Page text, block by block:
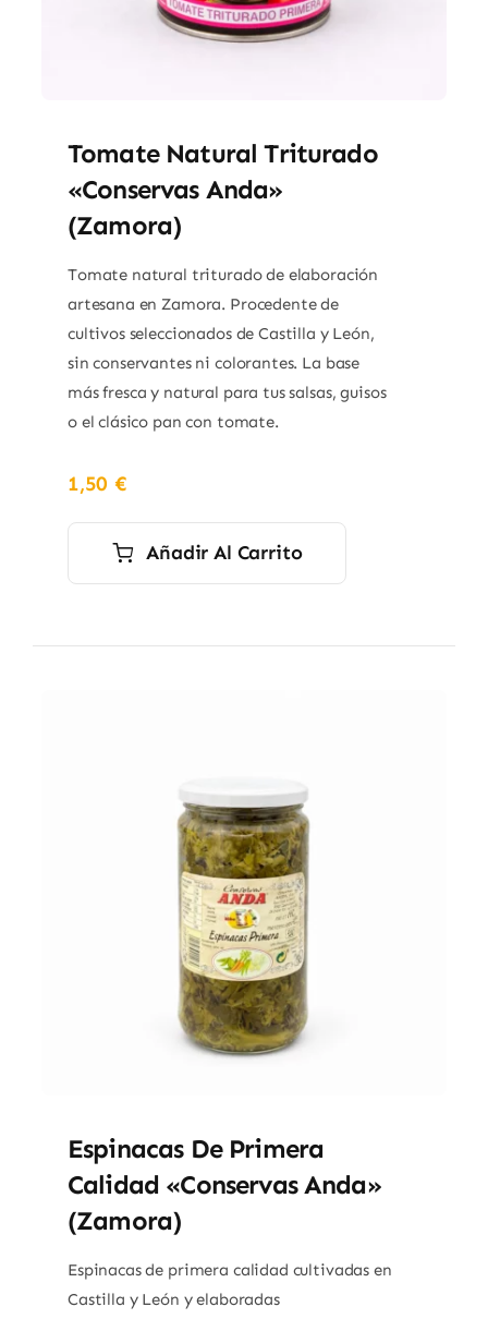
Tomate Natural Triturado
«Conservas Anda»
(Zamora)
Tomate natural triturado de elaboración
artesana en Zamora. Procedente de
cultivos seleccionados de Castilla y León,
sin conservantes ni colorantes. La base
más fresca y natural para tus salsas, guisos
o el clásico pan con tomate.
1,50€
Añadir Al Carrito
Espinacas De Primera
Calidad «Conservas Anda»
(Zamora)
Espinacas de primera calidad cultivadas en
Castilla y León y elaboradas